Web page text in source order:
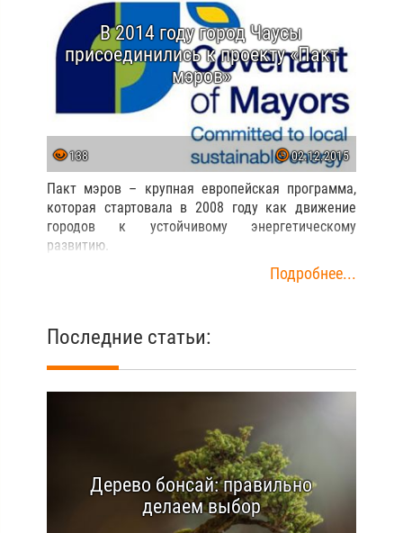
В 2014 году город Чаусы
присоединились к проекту «Пакт
мэров»
138 02.12.2015
Пакт мэров – крупная европейская программа,
которая стартовала в 2008 году как движение
городов к устойчивому энергетическому
развитию.
Подробнее...
Последние статьи:
Дерево бонсай: правильно
делаем выбор